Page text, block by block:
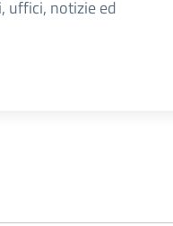
uffici, notizie ed